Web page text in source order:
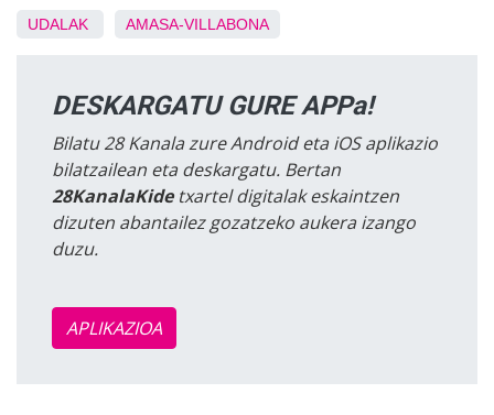
UDALAK AMASA-VILLABONA
DESKARGATU GURE APPa!
Bilatu 28 Kanala zure Android eta iOS aplikazio
bilatzailean eta deskargatu. Bertan
28KanalaKidetxartel digitalak eskaintzen
dizuten abantailez gozatzeko aukera izango
duzu.
APLIKAZIOA